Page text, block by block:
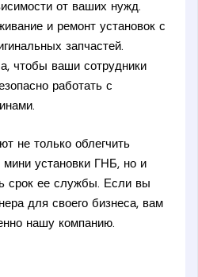
от ваших нужд.
и ремонт установок с
запчастей.
чтобы ваши сотрудники
работать с
не только облегчить
мини установки ГНБ, но и
срок ее службы. Если вы
для своего бизнеса, вам
нашу компанию.